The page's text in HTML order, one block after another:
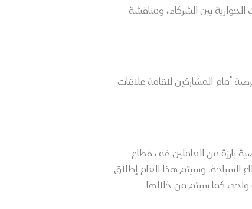
بين الشركاء، ومناقشة
وأكثر من 9000 زائر، وسيتيح المعرض الفرصة أمام المشاركين لإقامة علاقات
للسياحة والسفر في قطر، ستشهد النسخة الثانية من المعرض حضور أكثر من 40 شخصية بارزة من العاملين في قطاع
السياحة. وسيتم هذا العام إطلاق
كما سيتم من خلالها